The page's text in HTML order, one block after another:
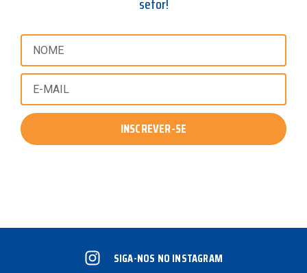
INSCREVER-SE
SIGA-NOS NO INSTAGRAM